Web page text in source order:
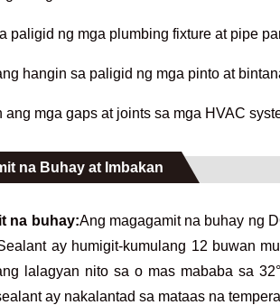
paligid ng mga plumbing fixture at pipe
hangin sa paligid ng mga pinto at
ang mga gaps at joints sa mga HVAC
na Buhay at Imbakan
na buhay:Ang magagamit na buhay ng
ay humigit-kumulang 12 buwan
lalagyan nito sa o mas mababa sa
ay nakalantad sa mataas na